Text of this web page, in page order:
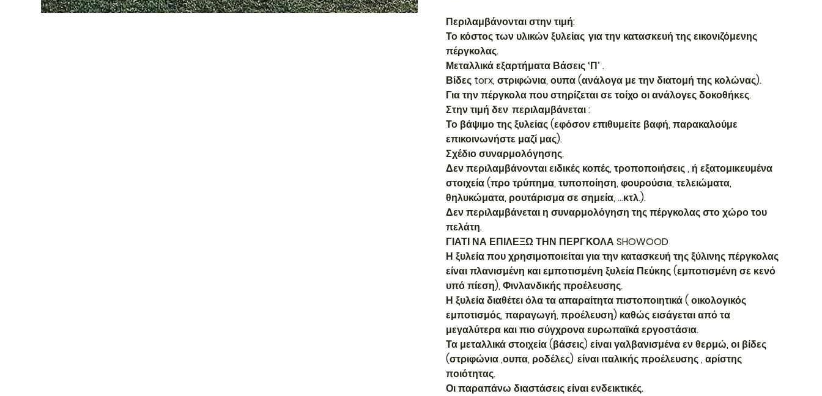
Περιλαμβάνονται στην τιμή:
Το κόστος των υλικών ξυλείας για την κατασκευή της εικονιζόμενης
πέργκολας.
Μεταλλικά εξαρτήματα Βάσεις ‘Π’ .
Βίδες torx, στριφώνια, ουπα (ανάλογα με την διατομή της κολώνας).
Για την πέργκολα που στηρίζεται σε τοίχο οι ανάλογες δοκοθήκες.
Στην τιμή δεν περιλαμβάνεται :
Το βάψιμο της ξυλείας (εφόσον επιθυμείτε βαφή, παρακαλούμε
επικοινωνήστε μαζί μας).
Σχέδιο συναρμολόγησης.
Δεν περιλαμβάνονται ειδικές κοπές, τροποποιήσεις , ή εξατομικευμένα
στοιχεία (προ τρύπημα, τυποποίηση, φουρούσια, τελειώματα,
θηλυκώματα, ρουτάρισμα σε σημεία, …κτλ.).
Δεν περιλαμβάνεται η συναρμολόγηση της πέργκολας στο χώρο του
πελάτη.
ΓΙΑΤΙ ΝΑ ΕΠΙΛΕΞΩ ΤΗΝ ΠΕΡΓΚΟΛΑ SHOWOOD
Η ξυλεία που χρησιμοποιείται για την κατασκευή της ξύλινης πέργκολας
είναι πλανισμένη και εμποτισμένη ξυλεία Πεύκης (εμποτισμένη σε κενό
υπό πίεση), Φινλανδικής προέλευσης.
Η ξυλεία διαθέτει όλα τα απαραίτητα πιστοποιητικά ( οικολογικός
εμποτισμός, παραγωγή, προέλευση) καθώς εισάγεται από τα
μεγαλύτερα και πιο σύγχρονα ευρωπαϊκά εργοστάσια.
Τα μεταλλικά στοιχεία (βάσεις) είναι γαλβανισμένα εν θερμώ, οι βίδες
(στριφώνια ,ουπα, ροδέλες) είναι ιταλικής προέλευσης , αρίστης
ποιότητας.
Οι παραπάνω διαστάσεις είναι ενδεικτικές.